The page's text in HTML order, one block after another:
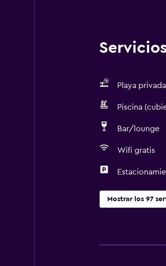
Playa privada
Piscina
Bar/lounge
Wifi gratis
Mostrar los 97